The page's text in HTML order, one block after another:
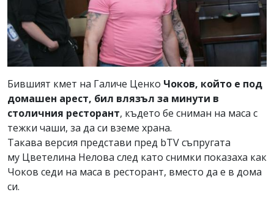
Бившият кмет на Галиче Ценко Чоков, който е под
домашен арест, бил влязъл за минути в
столичния ресторант, където бе сниман на маса с
тежки чаши, за да си вземе храна.
Такава версия представи пред bTV съпругата
му Цветелина Нелова след като снимки показаха как
Чоков седи на маса в ресторант, вместо да е в дома
си.